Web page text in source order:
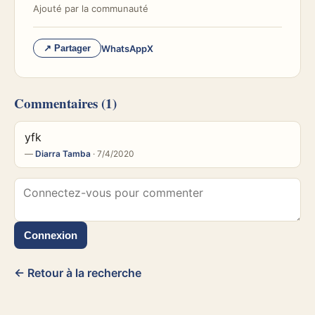
Ajouté par la communauté
↗ Partager WhatsAppX
Commentaires (1)
yfk
— Diarra Tamba · 7/4/2020
Connexion
← Retour à la recherche